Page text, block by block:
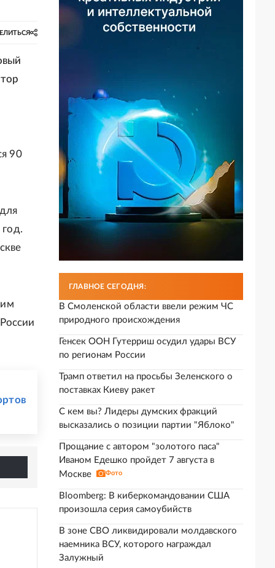
90
ГЛАВНОЕ СЕГОДНЯ:
В Смоленской области ввели режим ЧС
природного происхождения
Генсек ООН Гутерриш осудил удары ВСУ
по регионам России
Трамп ответил на просьбы Зеленского о
поставках Киеву ракет
С кем вы? Лидеры думских фракций
высказались о позиции партии "Яблоко"
Прощание с автором "золотого паса"
Иваном Едешко пройдет 7 августа в
Москве
Фото
Bloomberg: В киберкомандовании США
произошла серия самоубийств
В зоне СВО ликвидировали молдавского
наемника ВСУ, которого награждал
Залужный